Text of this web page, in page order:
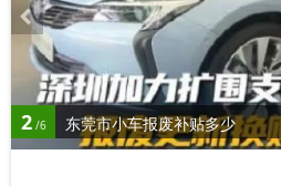
2/6 东莞市小车报废补贴多少